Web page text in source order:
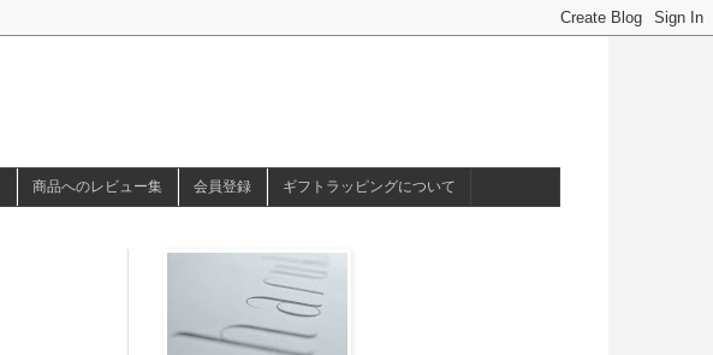
商品へのレビュー集 会員登録 ギフトラッピングについて